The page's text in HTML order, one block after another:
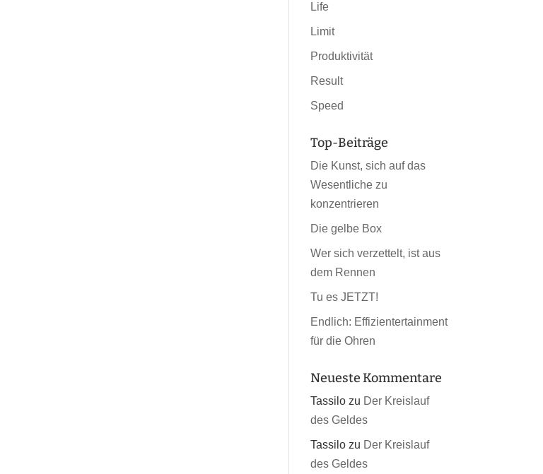
Life
Limit
Produktivität
Result
Speed
Top-Beiträge
Die Kunst, sich auf das
Wesentliche zu
konzentrieren
Die gelbe Box
Wer sich verzettelt, ist aus
dem Rennen
Tu es JETZT!
Endlich: Effizientertainment
für die Ohren
Neueste Kommentare
Tassilo zu Der Kreislauf
des Geldes
Tassilo zu Der Kreislauf
des Geldes